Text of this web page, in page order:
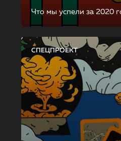
Что мы успели за 2020
СПЕЦПРОЕКТ